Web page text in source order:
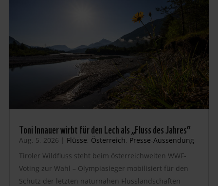
Toni Innauer wirbt für den Lech als „Fluss des Jahres“
Aug. 5, 2026 | Flüsse, Österreich, Presse-Aussendung
Tiroler Wildfluss steht beim österreichweiten WWF-
Voting zur Wahl – Olympiasieger mobilisiert für den
Schutz der letzten naturnahen Flusslandschaften